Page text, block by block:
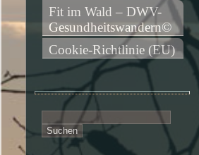
Fit im Wald – DWV-
Gesundheitswandern©
Cookie-Richtlinie (EU)
nach: